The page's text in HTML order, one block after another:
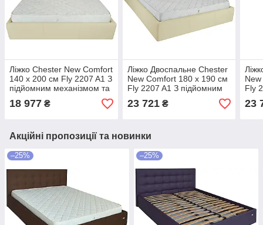
Ліжко Chester New Comfort
140 х 200 см Fly 2207 A1 З
підйомним механізмом та
нішою для білизни
Бежевий
18 977 ₴
Ліжко Двоспальне Chester
New Comfort 180 х 190 см
Fly 2207 A1 З підйомним
механізмом та нішою для
білизни Бежевий
23 721₴
Fly
23
Акційні пропозиції та новинки
–25% –25%